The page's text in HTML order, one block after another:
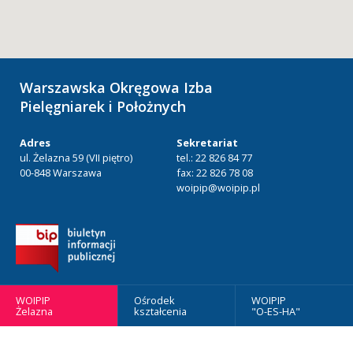
Warszawska Okręgowa Izba
Pielęgniarek i Położnych
Adres
ul. Żelazna 59 (VII piętro)
00-848 Warszawa
Sekretariat
tel.: 22 826 84 77
fax: 22 826 78 08
woipip@woipip.pl
WOIPIP
Żelazna
Ośrodek
kształcenia
WOIPIP
"O-ES-HA"